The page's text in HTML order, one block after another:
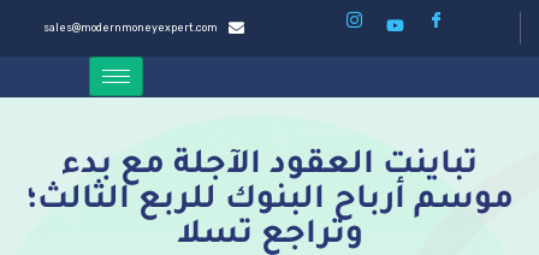
sales@modernmoneyexpert.com
تباينت العقود الآجلة مع بدء
موسم أرباح البنوك للربع الثالث؛
وتراجع تسلا